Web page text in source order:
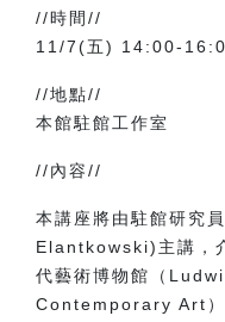
//時間 //
11/7(五) 14:00-
//地點//
本館駐館工作室
//內容//
本講座將由駐館研究
Elantkowski) 主講，
代藝術博物館（
Contemporary Art